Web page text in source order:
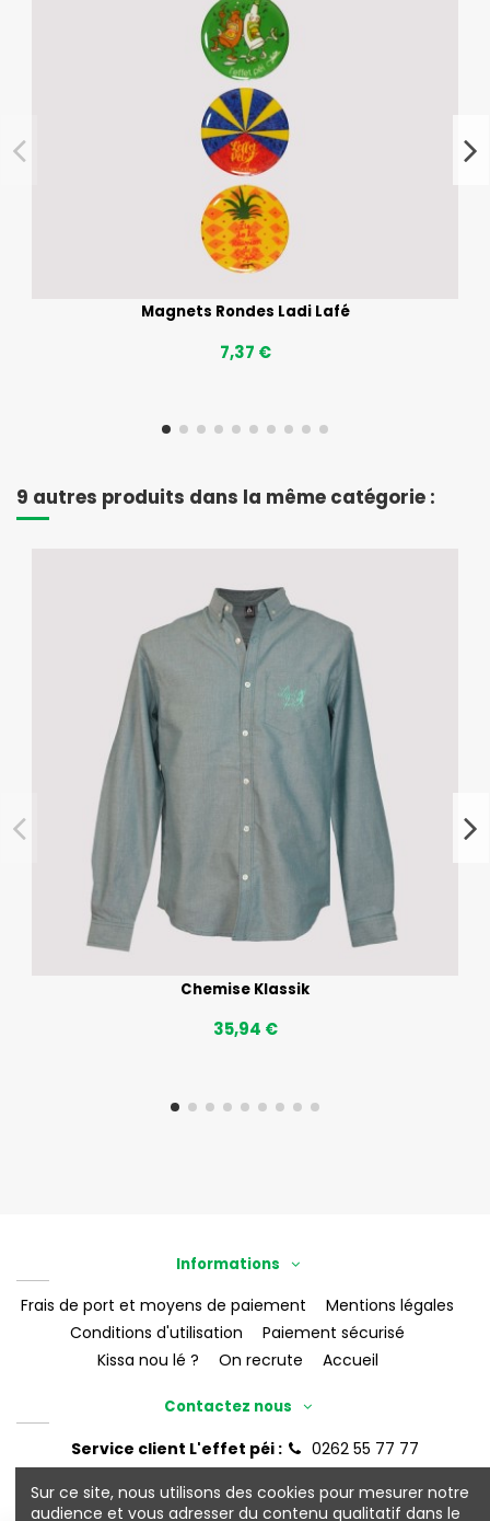
Magnets Rondes Ladi Lafé
7,37 €
9 autres produits dans la même catégorie :
Chemise Klassik
35,94 €
Informations
Frais de port et moyens de paiement
Mentions légales
Conditions d'utilisation
Paiement sécurisé
Kissa nou lé ?
On recrute Accueil
Contactez nous
Service client L'effet péi :
0262 55 77 77
Sur ce site, nous utilisons des cookies pour mesurer notre
audience et vous adresser du contenu qualitatif dans le